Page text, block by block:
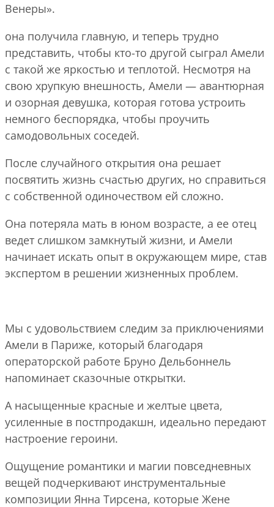
Венеры».
она получила главную, и теперь трудно
представить, чтобы кто-то другой сыграл Амели
с такой же яркостью и теплотой. Несмотря на
свою хрупкую внешность, Амели — авантюрная
и озорная девушка, которая готова устроить
немного беспорядка, чтобы проучить
самодовольных соседей.
После случайного открытия она решает
посвятить жизнь счастью других, но справиться
с собственной одиночеством ей сложно.
Она потеряла мать в юном возрасте, а ее отец
ведет слишком замкнутый жизни, и Амели
начинает искать опыт в окружающем мире, став
экспертом в решении жизненных проблем.
Мы с удовольствием следим за приключениями
Амели в Париже, который благодаря
операторской работе Бруно Дельбоннель
напоминает сказочные открытки.
А насыщенные красные и желтые цвета,
усиленные в постпродакшн, идеально передают
настроение героини.
Ощущение романтики и магии повседневных
вещей подчеркивают инструментальные
композиции Янна Тирсена, которые Жене